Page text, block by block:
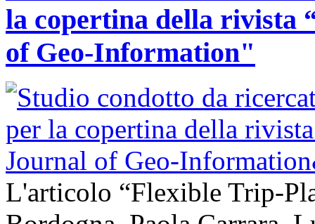
la copertina della rivista
of Geo-Information"
L'articolo “Flexible Trip-